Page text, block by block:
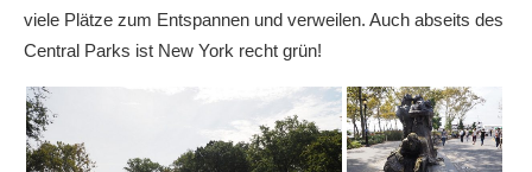
viele Plätze zum Entspannen und verweilen. Auch abseits des
Central Parks ist New York recht grün!